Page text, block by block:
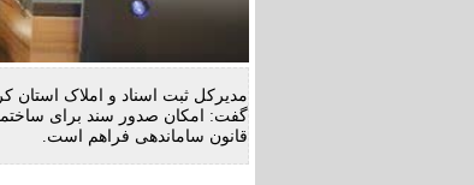
مدیرکل ثبت اسناد و املاک استان
گفت: امکان صدور سند برای
قانون ساماندهی فراهم است.